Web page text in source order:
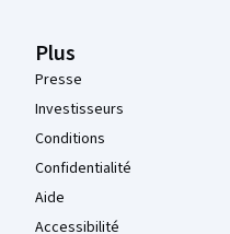
Plus
Presse
Investisseurs
Conditions
Confidentialité
Aide
Accessibilité